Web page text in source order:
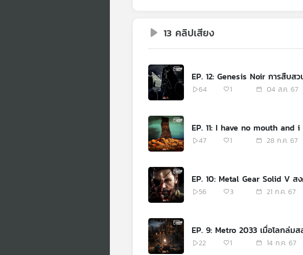
13 คลิปเสียง
EP. 12: Genesis Noir การสืบส
64 1 04 ส.ค. 67
EP. 11: I have no mouth and
47 1 28 ก.ค. 67
EP. 10: Metal Gear Solid V ส
56 3 21 ก.ค. 67
EP. 9: Metro 2033 เมื่อโลกล่ม
22 1 14 ก.ค. 67